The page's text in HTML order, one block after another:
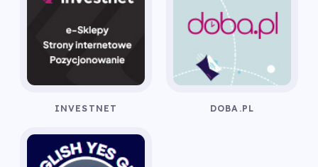
INVESTNET DOBA.PL